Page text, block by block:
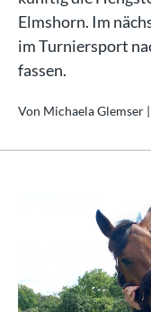
Elmshorn. Im
im Turniersport
fassen.
Von Michaela Glemser |